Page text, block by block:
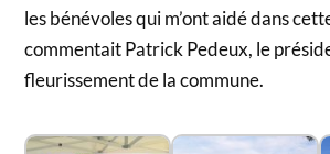
les bénévoles qui m’ont aidé dans
commentait Patrick Pedeux, le
fleurissement de la commune.